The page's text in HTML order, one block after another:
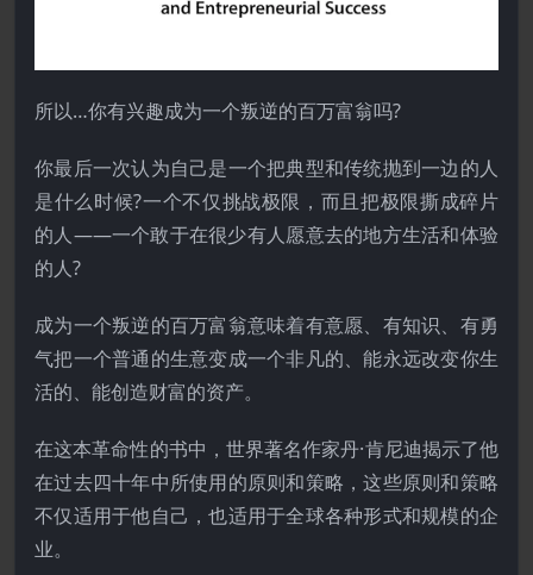
所以…你有兴趣成为一个叛逆的百万富翁吗?
你最后一次认为自己是一个把典型和传统抛到一边的人
是什么时候?一个不仅挑战极限，而且把极限撕成碎片
的人——一个敢于在很少有人愿意去的地方生活和体验
的人?
成为一个叛逆的百万富翁意味着有意愿、有知识、有勇
气把一个普通的生意变成一个非凡的、能永远改变你生
活的、能创造财富的资产。
在这本革命性的书中，世界著名作家丹·肯尼迪揭示了他
在过去四十年中所使用的原则和策略，这些原则和策略
不仅适用于他自己，也适用于全球各种形式和规模的企
业。